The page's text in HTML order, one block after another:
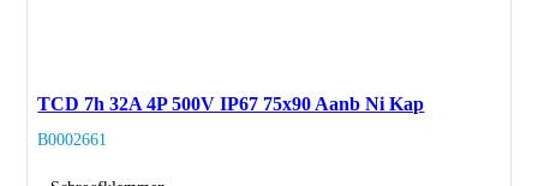
TCD 7h 32A 4P 500V IP67 75x90 Aanb Ni Kap
B0002661